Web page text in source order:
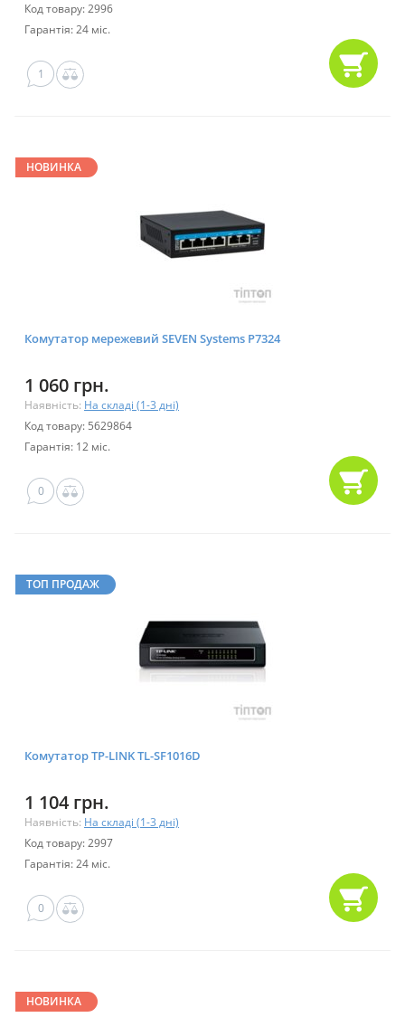
Код товару: 2996
Гарантія: 24 міс.
1
НОВИНКА
Комутатор мережевий SEVEN Systems P7324
1 060 грн.
Наявність: На складі (1-3 дні)
Код товару: 5629864
Гарантія: 12 міс.
0
ТОП ПРОДАЖ
Комутатор TP-LINK TL-SF1016D
1 104 грн.
Наявність: На складі (1-3 дні)
Код товару: 2997
Гарантія: 24 міс.
0
НОВИНКА